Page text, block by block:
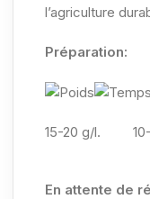
l’agriculture
Préparation:
15-20 g/l.
En attente de